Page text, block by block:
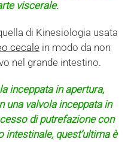
viscerale.
di Kinesiologia usata
cecale in modo da non
nel grande intestino.
inceppata in apertura,
una valvola inceppata in
di putrefazione con
quest’ultima è